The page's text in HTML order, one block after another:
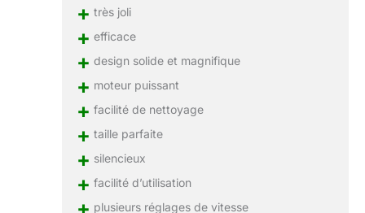
+ très joli
+ efficace
+ design solide et magnifique
+ moteur puissant
+ facilité de nettoyage
+ taille parfaite
+ silencieux
+ facilité d’utilisation
plusieurs réglages de vitesse